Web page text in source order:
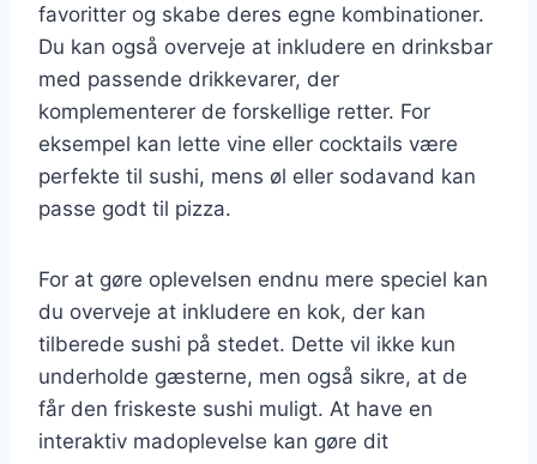
favoritter og skabe deres egne kombinationer.
Du kan også overveje at inkludere en drinksbar
med passende drikkevarer, der
komplementerer de forskellige retter. For
eksempel kan lette vine eller cocktails være
perfekte til sushi, mens øl eller sodavand kan
passe godt til pizza.
For at gøre oplevelsen endnu mere speciel kan
du overveje at inkludere en kok, der kan
tilberede sushi på stedet. Dette vil ikke kun
underholde gæsterne, men også sikre, at de
får den friskeste sushi muligt. At have en
interaktiv madoplevelse kan gøre dit